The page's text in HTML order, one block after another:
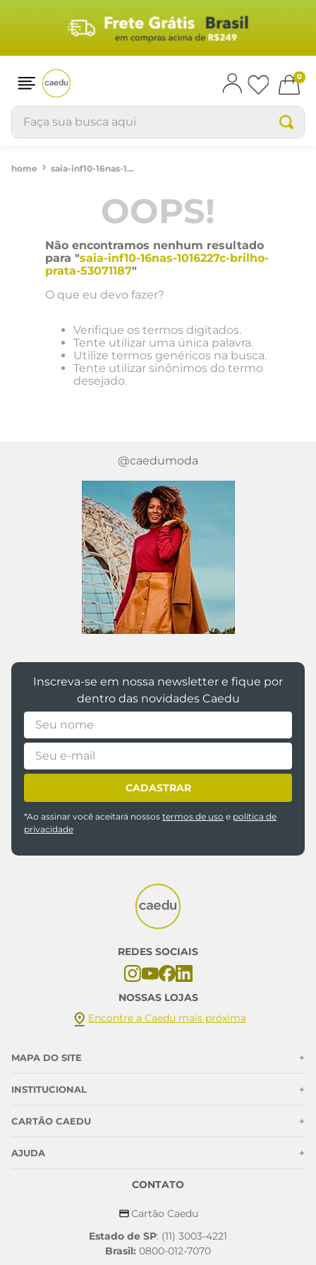
0
Faça sua busca aqui
saia-inf10-16nas-1016227c-brilho-prata-53071187
OOPS!
Não encontramos nenhum resultado
para "saia-inf10-16nas-1016227c-brilho-
prata-53071187"
O que eu devo fazer?
Verifique os termos digitados.
Tente utilizar uma única palavra.
Utilize termos genéricos na busca.
Tente utilizar sinônimos do termo
desejado.
@caedumoda
Inscreva-se em nossa newsletter e fique por
dentro das novidades Caedu
CADASTRAR
*Ao assinar você aceitará nossos termos de uso e política de
privacidade
REDES SOCIAIS
NOSSAS LOJAS
Encontre a Caedu mais próxima
MAPA DO SITE +
INSTITUCIONAL +
CARTÃO CAEDU +
AJUDA +
CONTATO
Cartão Caedu
Estado de SP: (11) 3003-4221
Brasil: 0800-012-7070